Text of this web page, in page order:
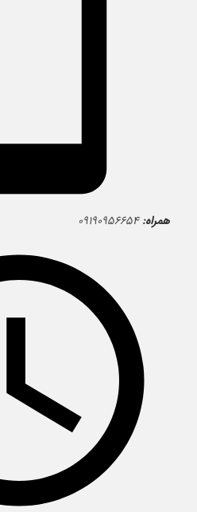
همراه: ۰۹۱۹۰۹۵۶۶۵۴